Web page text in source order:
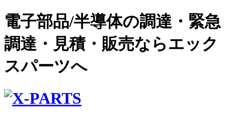
電子部品/半導体の調達・緊急
調達・見積・販売ならエック
スパーツへ